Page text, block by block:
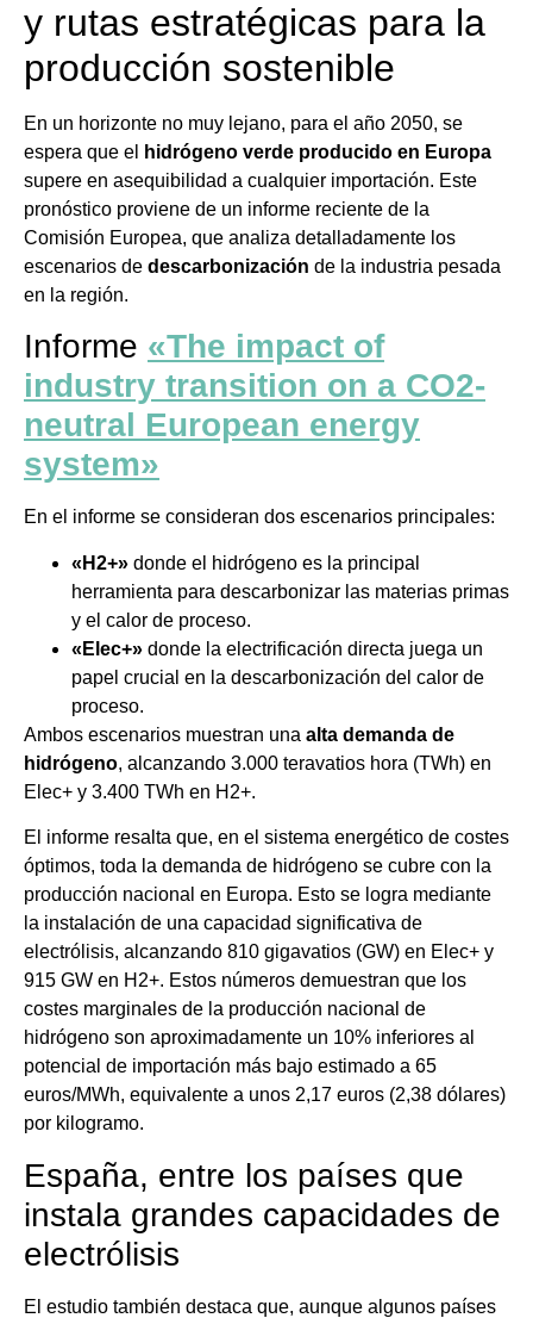
y rutas estratégicas para la
producción sostenible
En un horizonte no muy lejano, para el año 2050, se
espera que el
hidrógeno verde producido en Europa
supere en asequibilidad a cualquier importación. Este
pronóstico proviene de un informe reciente de la
Comisión Europea, que analiza detalladamente los
escenarios de descarbonización de la industria pesada
en la región.
Informe «The impact of
industry transition on a CO2-
neutral European energy
system»
En el informe se consideran dos escenarios principales:
«H2+» donde el hidrógeno es la principal
herramienta para descarbonizar las materias primas
y el calor de proceso.
«Elec+» donde la electrificación directa juega un
papel crucial en la descarbonización del calor de
proceso.
Ambos escenarios muestran una alta demanda de
hidrógeno, alcanzando 3.000 teravatios hora (TWh) en
Elec+ y 3.400 TWh en H2+.
El informe resalta que, en el sistema energético de costes
óptimos, toda la demanda de hidrógeno se cubre con la
producción nacional en Europa. Esto se logra mediante
la instalación de una capacidad significativa de
electrólisis, alcanzando 810 gigavatios (GW) en Elec+ y
915 GW en H2+. Estos números demuestran que los
costes marginales de la producción nacional de
hidrógeno son aproximadamente un 10% inferiores al
potencial de importación más bajo estimado a 65
euros/MWh, equivalente a unos 2,17 euros (2,38 dólares)
por kilogramo.
España, entre los países que
instala grandes capacidades de
electrólisis
El estudio también destaca que, aunque algunos países